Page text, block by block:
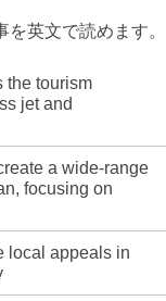
英文で読めます。
the tourism
jet and
a wide-range
focusing on
local appeals in